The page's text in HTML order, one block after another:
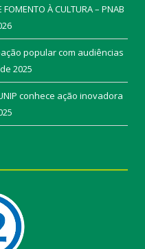
FOMENTO À CULTURA – PNAB
popular com audiências
2025
conhece ação inovadora